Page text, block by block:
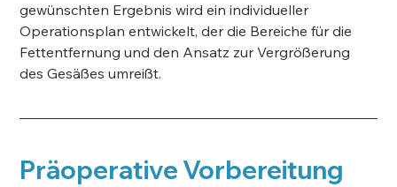
gewünschten Ergebnis wird ein individueller
Operationsplan entwickelt, der die Bereiche für die
Fettentfernung und den Ansatz zur Vergrößerung
des Gesäßes umreißt.
Präoperative Vorbereitung